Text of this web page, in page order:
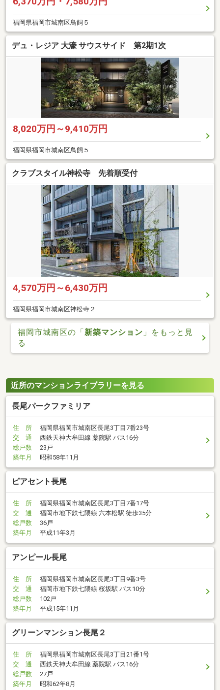
福岡県福岡市城南区鳥飼５
デュ・レジア 大濠 サウスサイド 第2期1次
8,020万円～9,410万円
福岡県福岡市城南区鳥飼５
クラブスタイル神松寺 先着順受付
4,570万円～6,430万円
福岡県福岡市城南区神松寺２
福岡市城南区の「新築マンション 」をもっと見
る
近所のマンションライブラリーを見る
長尾パークファミリア
住 所
福岡県福岡市城南区長尾3丁目7番23号
交 通
西鉄天神大牟田線 薬院駅 バス16分
総戸数
23戸
築年月
昭和58年11月
ピアセント長尾
住 所
福岡県福岡市城南区長尾3丁目7番17号
交 通
福岡市地下鉄七隈線 六本松駅 徒歩35分
総戸数
36戸
築年月
平成11年3月
アンピール長尾
住 所
福岡県福岡市城南区長尾3丁目9番3号
交 通
福岡市地下鉄七隈線 桜坂駅 バス10分
総戸数
102戸
築年月
平成15年11月
グリーンマンション長尾２
住 所
福岡県福岡市城南区長尾3丁目21番1号
交 通
西鉄天神大牟田線 薬院駅 バス16分
総戸数
27戸
築年月
昭和62年8月